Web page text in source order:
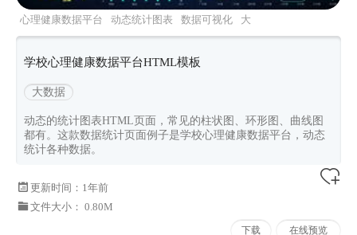
心理健康数据平台 动态统计图表 数据可视化
大
数据html
学校心理健康数据平台HTML模板
大数据
动态的统计图表HTML页面，常见的柱状图、环形图、曲线图
都有。这款数据统计页面例子是学校心理健康数据平台，动态
统计各种数据。
更新时间： 1年前
文件大小： 0.80M
下载 在线预览